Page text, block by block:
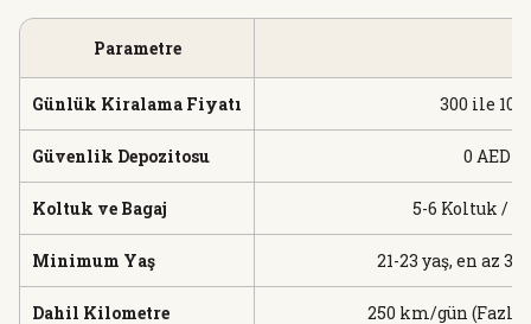
Parametre
Günlük Kiralama Fiyatı 300 ile
Güvenlik Depozitosu 0 AED
Koltuk ve Bagaj 5-6 Koltuk /
Minimum Yaş 21-23 yaş, en az
Dahil Kilometre 250 km/gün